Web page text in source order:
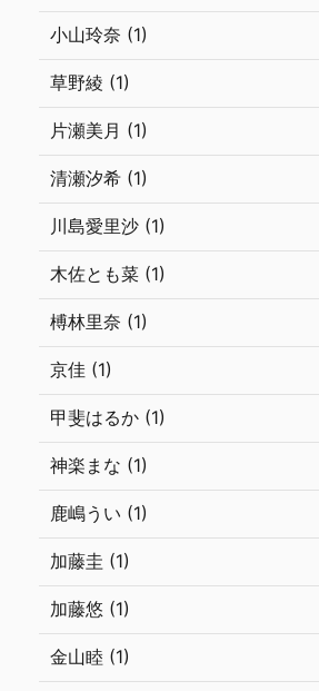
小山玲奈 (1)
草野綾 (1)
片瀬美月 (1)
清瀬汐希 (1)
川島愛里沙 (1)
木佐とも菜 (1)
榑林里奈 (1)
京佳 (1)
甲斐はるか (1)
神楽まな (1)
鹿嶋うい (1)
加藤圭 (1)
加藤悠 (1)
金山睦 (1)